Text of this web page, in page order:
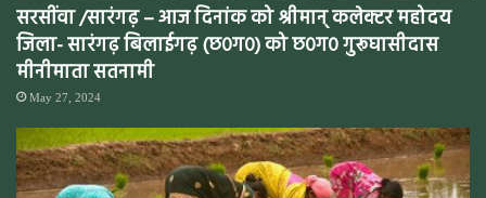
सरसींवा /सारंगढ़ – आज दिनांक को श्रीमान् कलेक्टर महोदय
जिला- सारंगढ़ बिलाईगढ़ (छ०ग०) को छ०ग० गुरूघासीदास
मीनीमाता सतनामी
May 27, 2024